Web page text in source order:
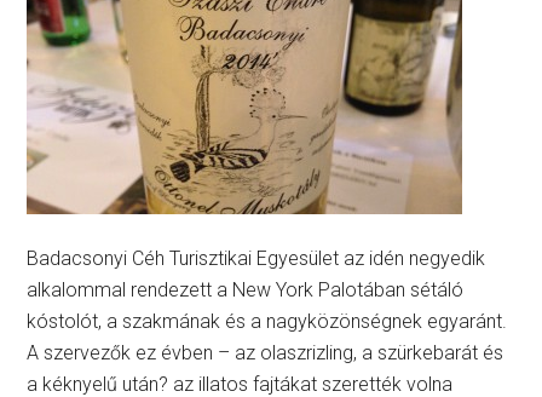
Badacsonyi Céh Turisztikai Egyesület az idén negyedik
alkalommal rendezett a New York Palotában sétáló
kóstolót, a szakmának és a nagyközönségnek egyaránt.
A szervezők ez évben – az olaszrizling, a szürkebarát és
a kéknyelű után? az illatos fajtákat szerették volna